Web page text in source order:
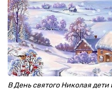
В День святого Николая